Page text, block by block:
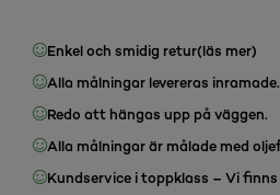
Enkel och smidig retur(läs mer)
Alla målningar levereras inramade.
Redo att hängas upp på väggen.
Alla målningar är målade med
Kundservice i toppklass – Vi